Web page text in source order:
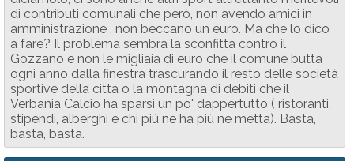
di contributi comunali che però, non avendo amici in
amministrazione , non beccano un euro. Ma che lo dico
a fare? Il problema sembra la sconfitta contro il
Gozzano e non le migliaia di euro che il comune butta
ogni anno dalla finestra trascurando il resto delle società
sportive della città o la montagna di debiti che il
Verbania Calcio ha sparsi un po' dappertutto ( ristoranti,
stipendi, alberghi e chi più ne ha più ne metta). Basta,
basta, basta.